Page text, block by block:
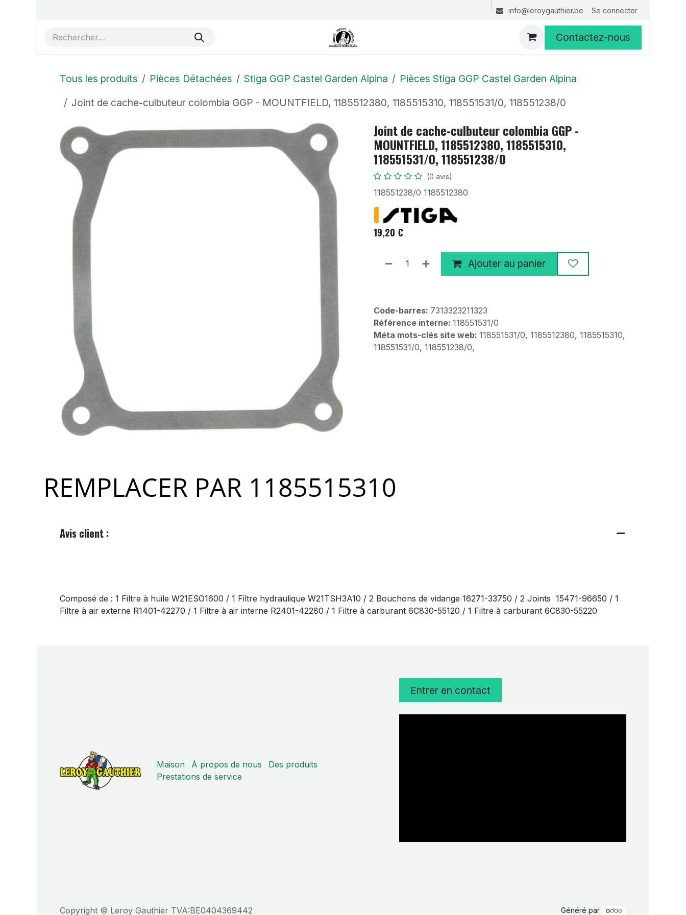
info@leroygauthier.be Se connecter
Contactez-nous
Tous les produits Pièces Détachées Stiga GGP Castel Garden Alpina
Pièces Stiga GGP Castel Garden Alpina
Joint de cache-culbuteur colombia GGP - MOUNTFIELD, 1185512380, 1185515310, 118551531/0, 118551238/0
Joint de cache-culbuteur colombia GGP -
MOUNTFIELD, 1185512380, 1185515310,
118551531/0, 118551238/0
(0 avis)
118551238/0 1185512380
19,20 €
Ajouter au panier
Code-barres: 7313323211323
Référence interne: 118551531/0
Méta mots-clés site web: 118551531/0, 1185512380, 1185515310,
118551531/0, 118551238/0,
REMPLACER PAR 1185515310
Avis client :
Composé de : 1 Filtre à huile W21ESO1600 / 1 Filtre hydraulique W21TSH3A10 / 2 Bouchons de vidange 16271-33750 / 2 Joints 15471-96650 / 1
Filtre à air externe R1401-42270 / 1 Filtre à air interne R2401-42280 / 1 Filtre à carburant 6C830-55120 / 1 Filtre à carburant 6C830-55220
Maison À propos de nous
Des produits
Prestations de service
Entrer en contact
Copyright © Leroy Gauthier TVA:BE0404369442 Généré par